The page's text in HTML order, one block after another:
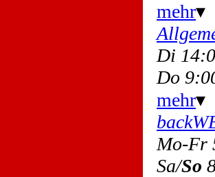
mehr▾
Di
Do
mehr▾
Mo-Fr
Sa/So